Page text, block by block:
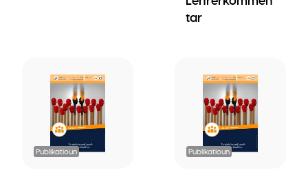
tar
Publikatioun Publikatioun